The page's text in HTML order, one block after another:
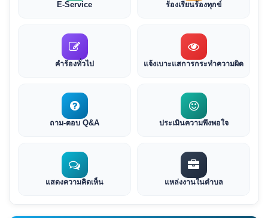
E-Service ร้องเรียนร้องทุกข์
คำร้องทั่วไป แจ้งเบาะแสการกระทำความผิด
ถาม-ตอบ Q&A ประเมินความพึงพอใจ
แสดงความคิดเห็น แหล่งงานในตำบล